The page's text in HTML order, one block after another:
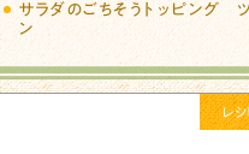
サラダのごちそうトッピング
ン
レ